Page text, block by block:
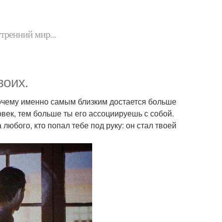
мир...
именно самым близким достается больше
тем больше ты его ассоциируешь с собой.
кто попал тебе под руку: он стал твоей